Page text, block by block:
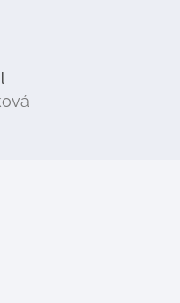
z 5 hvězdiček.
z 5 hvězdiček.